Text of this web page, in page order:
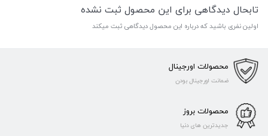
تابحال دیدگاهی برای این محصول ثبت نشده
اولین نفری باشید که درباره این محصول دیدگاهی ثبت میکند
محصولات اورجینال
ضمانت اورجینال بودن
محصولات بروز
جدیدترین های دنیا